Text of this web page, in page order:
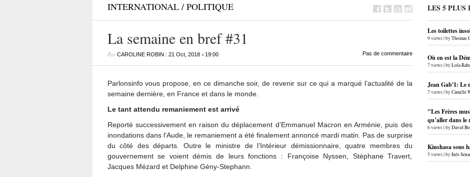
INTERNATIONAL / POLITIQUE
La semaine en bref #31
ParCAROLINE ROBIN | 21 Oct, 2018• 19:00 Pas de commentaire
Parlonsinfo vous propose, en ce dimanche soir, de revenir sur ce qui a marqué l’actualité de la
semaine dernière, en France et dans le monde.
Le tant attendu remaniement est arrivé
Reporté successivement en raison du déplacement d’Emmanuel Macron en Arménie, puis des
inondations dans l’Aude, le remaniement a été finalement annoncé mardi matin. Pas de surprise
du côté des départs. Outre le ministre de l’Intérieur démissionnaire, quatre membres du
gouvernement se voient démis de leurs fonctions : Françoise Nyssen, Stéphane Travert,
Jacques Mézard et Delphine Gény-Stephann.
LES 5 PLUS
Les toilettes
9 views|byThomas
Où en est la
7 views|byLola
Jean Gab'1: Le
7 views|byCamille
"Les Frères
qu’aller dans
6 views|byDavid
Kinshasa sous
5 views|byInès